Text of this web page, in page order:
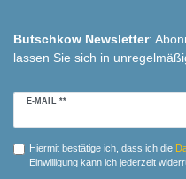
Butschkow Newsletter:
lassen Sie sich in
E-MAIL **
Newsletter
Hiermit bestätige ich, dass ich die
Einwilligung kann ich jederzeit